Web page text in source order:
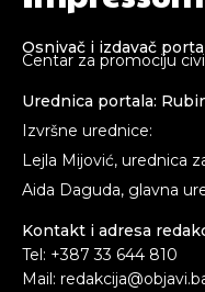
Osnivač i izdavač
Centar za promociju
Urednica portala:
Izvršne urednice:
Lejla Mijović, urednica
Aida Daguda, glavna
Kontakt i adresa
Tel: +387 33 644 810
Mail: